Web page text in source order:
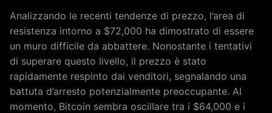
Analizzando le recenti tendenze di prezzo, l’area di
resistenza intorno a $72,000 ha dimostrato di essere
un muro difficile da abbattere. Nonostante i tentativi
di superare questo livello, il prezzo è stato
rapidamente respinto dai venditori, segnalando una
battuta d’arresto potenzialmente preoccupante. Al
momento, Bitcoin sembra oscillare tra i $64,000 e i